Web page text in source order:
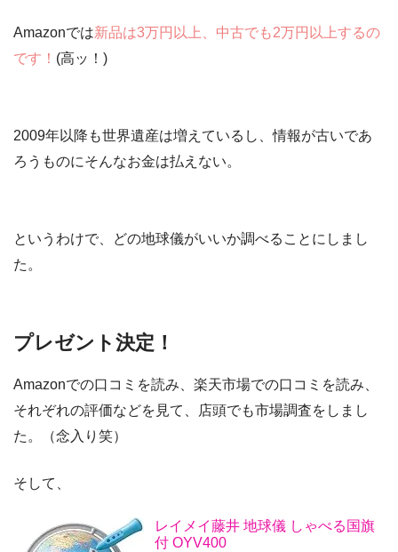
Amazonでは新品は3万円以上、中古でも2万円以上するの
です！ (高ッ！)
2009年以降も世界遺産は増えているし、情報が古いであ
ろうものにそんなお金は払えない。
というわけで、どの地球儀がいいか調べることにしまし
た。
プレゼント決定！
Amazonでの口コミを読み、楽天市場での口コミを読み、
それぞれの評価などを見て、店頭でも市場調査をしまし
た。（念入り笑）
そして、
レイメイ藤井 地球儀 しゃべる国旗
付 OYV400